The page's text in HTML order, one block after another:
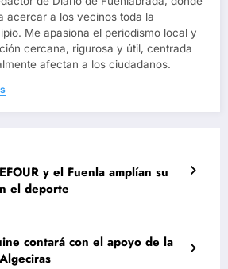
acercar a los vecinos toda la
Me apasiona el periodismo local y
cercana, rigurosa y útil, centrada
afectan a los ciudadanos.
y el Fuenla amplían su
el deporte
contará con el apoyo de la